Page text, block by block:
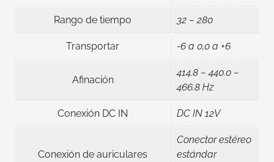
Rango de tiempo 32 – 280
Transportar -6 a 0,0 a +6
Afinación
414.8 – 440.0 –
466.8 Hz
Conexión DC IN DC IN 12V
Conexión de auriculares
Conector estéreo
estándar